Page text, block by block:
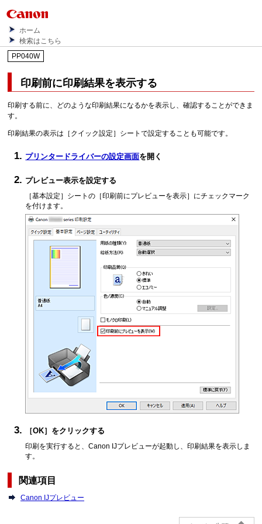
ホーム
検索はこちら
PP040W
印刷前に印刷結果を表示する
印刷する前に、どのような印刷結果になるかを表示し、確認することができま
す。
印刷結果の表示は ［クイック設定］ シートで設定することも可能です。
プリンタードライバーの設定画面を開く
プレビュー表示を設定する
［基本設定］ シートの ［印刷前にプレビューを表示］ にチェックマーク
を付けます。
［OK］ をクリックする
印刷を実行すると、Canon IJプレビューが起動し、印刷結果を表示しま
す。
関連項目
Canon IJプレビュー